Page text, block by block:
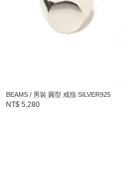
BEAMS / 男裝 圓型 戒指 SILVER925
NT$ 5,280